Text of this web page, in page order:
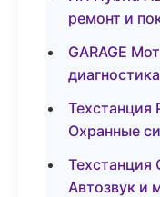
ремонт и
GARAGE
Техстанция
Охранные
Техстанция
Автозвук и